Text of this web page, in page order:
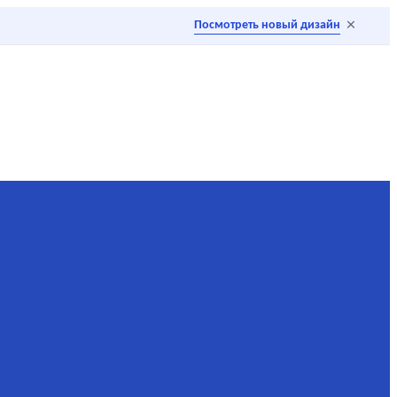
Посмотреть новый дизайн ×